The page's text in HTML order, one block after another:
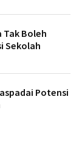
Tak Boleh
Sekolah
Potensi